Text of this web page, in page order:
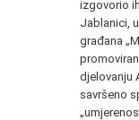
izgovorio
Jablanici,
građana
djelovanju
savršeno